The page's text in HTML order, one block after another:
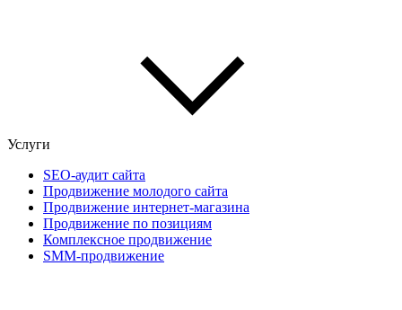
Услуги
SEO-аудит сайта
Продвижение молодого сайта
Продвижение интернет-магазина
Продвижение по позициям
Комплексное продвижение
SMM-продвижение